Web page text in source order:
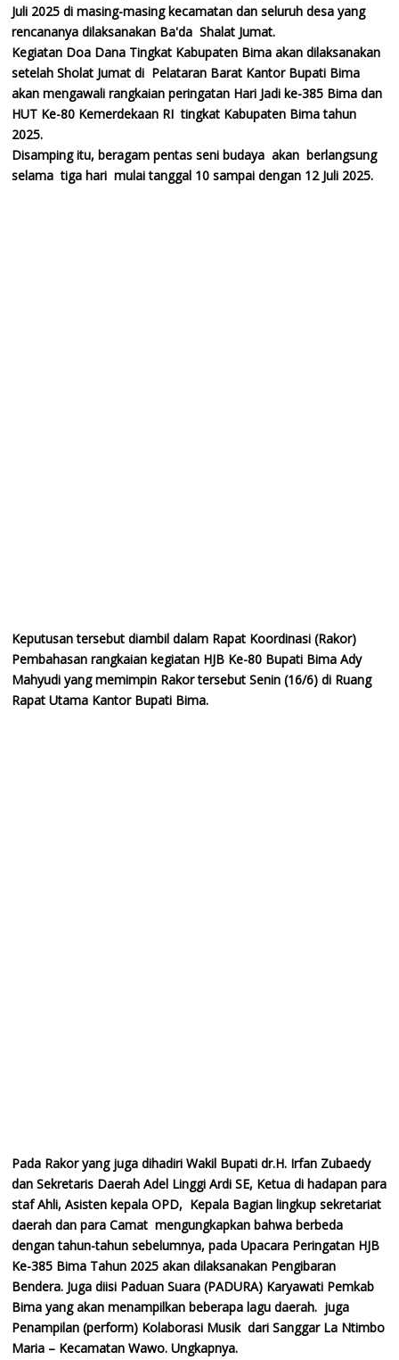
Juli 2025 di masing-masing kecamatan dan seluruh desa yang
rencananya dilaksanakan Ba'da Shalat Jumat.
Kegiatan Doa Dana Tingkat Kabupaten Bima akan dilaksanakan
setelah Sholat Jumat di Pelataran Barat Kantor Bupati Bima
akan mengawali rangkaian peringatan Hari Jadi ke-385 Bima dan
HUT Ke-80 Kemerdekaan RI tingkat Kabupaten Bima tahun
2025.
Disamping itu, beragam pentas seni budaya akan berlangsung
selama tiga hari mulai tanggal 10 sampai dengan 12 Juli 2025.
Keputusan tersebut diambil dalam Rapat Koordinasi (Rakor)
Pembahasan rangkaian kegiatan HJB Ke-80 Bupati Bima Ady
Mahyudi yang memimpin Rakor tersebut Senin (16/6) di Ruang
Rapat Utama Kantor Bupati Bima.
Pada Rakor yang juga dihadiri Wakil Bupati dr.H. Irfan Zubaedy
dan Sekretaris Daerah Adel Linggi Ardi SE, Ketua di hadapan para
staf Ahli, Asisten kepala OPD, Kepala Bagian lingkup sekretariat
daerah dan para Camat mengungkapkan bahwa berbeda
dengan tahun-tahun sebelumnya, pada Upacara Peringatan HJB
Ke-385 Bima Tahun 2025 akan dilaksanakan Pengibaran
Bendera. Juga diisi Paduan Suara (PADURA) Karyawati Pemkab
Bima yang akan menampilkan beberapa lagu daerah. juga
Penampilan (perform) Kolaborasi Musik dari Sanggar La Ntimbo
Maria – Kecamatan Wawo. Ungkapnya.